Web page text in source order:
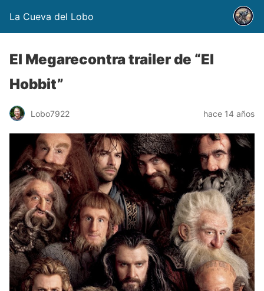
La Cueva del Lobo
El Megarecontra trailer de “El
Hobbit”
Lobo7922 hace 14 años